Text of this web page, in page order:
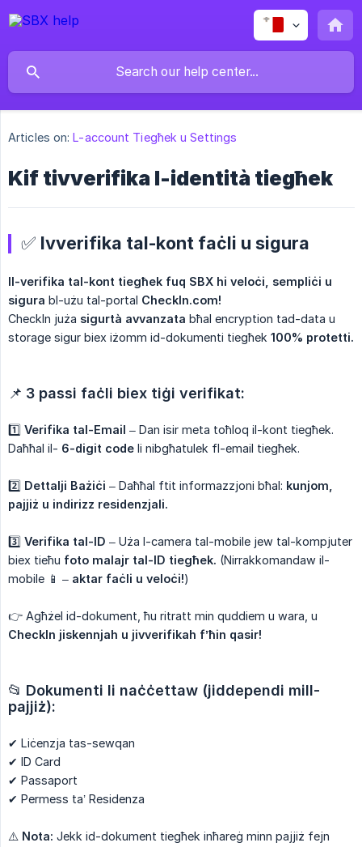
Articles on: L-account Tiegħek u Settings
Kif tivverifika l-identità tiegħek
✅ Ivverifika tal-kont faċli u sigura
Il-verifika tal-kont tiegħek fuq SBX hi veloċi, sempliċi u
sigura bl-użu tal-portal CheckIn.com!
CheckIn juża sigurtà avvanzata bħal encryption tad-data u
storage sigur biex iżomm id-dokumenti tiegħek 100% protetti.
📌 3 passi faċli biex tiġi verifikat:
1️⃣ Verifika tal-Email – Dan isir meta toħloq il-kont tiegħek.
Daħħal il- 6-digit code li nibgħatulek fl-email tiegħek.
2️⃣ Dettalji Bażiċi – Daħħal ftit informazzjoni bħal: kunjom,
pajjiż u indirizz residenzjali.
3️⃣ Verifika tal-ID – Uża l-camera tal-mobile jew tal-kompjuter
biex tieħu foto malajr tal-ID tiegħek. (Nirrakkomandaw il-
mobile 📱 – aktar faċli u veloċi!)
👉 Agħżel id-dokument, ħu ritratt min quddiem u wara, u
CheckIn jiskennjah u jivverifikah f’ħin qasir!
📂 Dokumenti li naċċettaw (jiddependi mill-
pajjiż):
✔ Liċenzja tas-sewqan
✔ ID Card
✔ Passaport
✔ Permess ta’ Residenza
⚠️ Nota: Jekk id-dokument tiegħek inħareġ minn pajjiż fejn